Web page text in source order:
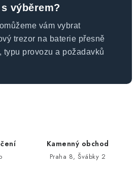
výběrem?
vám vybrat
trezor na baterie přesně
typu provozu a požadavků
Kamenný obchod
Praha 8, Švábky 2